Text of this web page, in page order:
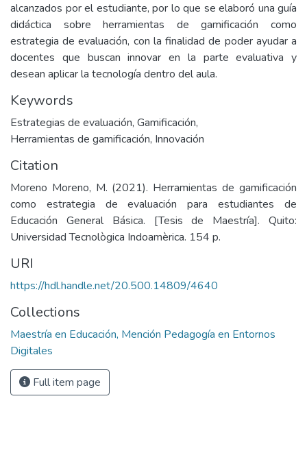
alcanzados por el estudiante, por lo que se elaboró una guía
didáctica sobre herramientas de gamificación como
estrategia de evaluación, con la finalidad de poder ayudar a
docentes que buscan innovar en la parte evaluativa y
desean aplicar la tecnología dentro del aula.
Keywords
Estrategias de evaluación, Gamificación,
Herramientas de gamificación, Innovación
Citation
Moreno Moreno, M. (2021). Herramientas de gamificación
como estrategia de evaluación para estudiantes de
Educación General Básica. [Tesis de Maestría]. Quito:
Universidad Tecnològica Indoamèrica. 154 p.
URI
https://hdl.handle.net/20.500.14809/4640
Collections
Maestría en Educación, Mención Pedagogía en Entornos
Digitales
Full item page